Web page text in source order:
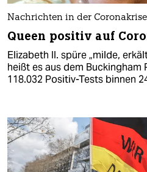
Nachrichten in der Coronakrise
Queen positiv auf
Elizabeth II. spüre „milde,
heißt es aus dem Buckingham
118.032 Positiv-Tests binnen